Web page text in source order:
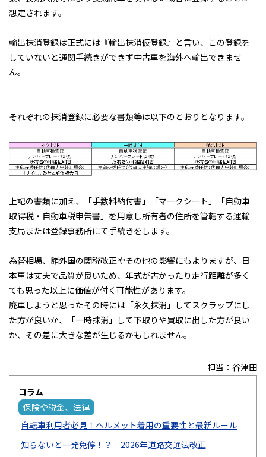
ＴＢカーズの整備済み車両
ＴＢカーズの「くるまづくり」
コラム「クルマのミニ知識」
ETCカードレンタル
お客様レビュー
ご利用事例
ブログ
お知らせ
会社案内
アクセス
プライバシーポリシー
想定されます。
輸出抹消登録は正式には『輸出抹消仮登録』と言い、この登録を
していないと通関手続きができず中古車を海外へ輸出できませ
ん。
それぞれの抹消登録に必要な書類等は以下のとおりとなります。
上記の書類に加え、「手数料納付書」「マークシート」「自動車
取得税・自動車税申告書」を用意し所有者の住所を管轄する運輸
支局または登録事務所にて手続きをします。
為替相場、諸外国の関税改正やその他の影響にもよりますが、日
本車は丈夫で品質が良いため、年式が古かったり走行距離が多く
ても思った以上に価値が付く可能性があります。
廃車しようと思ったその時には「永久抹消」してスクラップにし
た方が良いか、「一時抹消」して下取りや買取に出した方が良い
か、その差に大きな差が生じるかもしれません。
担当：谷津田
コラム
保険や税金、法律
自転車利用者必見！ヘルメット着用の重要性と最新ルール
知らないと一発免停！？ 2026年道路交通法改正